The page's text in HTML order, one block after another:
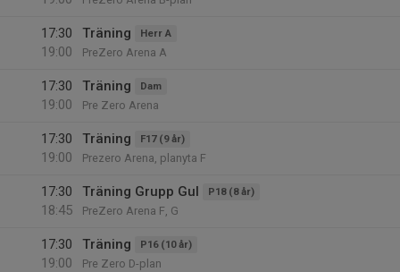
17:30
19:00
Träning Herr A
PreZero Arena A
17:30
19:00
Träning Dam
Pre Zero Arena
17:30
19:00
Träning F17 (9 år)
Prezero Arena, planyta F
17:30
18:45
Träning Grupp Gul P18 (8 år)
PreZero Arena F, G
17:30
19:00
Träning P16 (10 år)
Pre Zero D-plan